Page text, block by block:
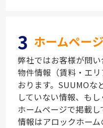
3 ホームペー
弊社ではお客様が問
物件情報（賃料・エ
おります。SUUMOな
していない情報、も
ホームページで掲載
情報はアロックホー